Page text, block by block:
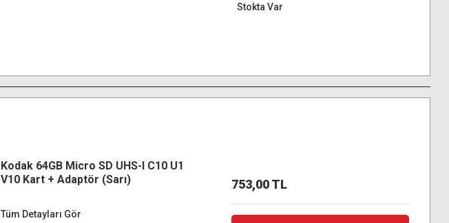
Stokta Var
Kodak 64GB Micro SD UHS-I C10 U1
V10 Kart + Adaptör (Sarı)
Tüm Detayları Gör
753,00 TL